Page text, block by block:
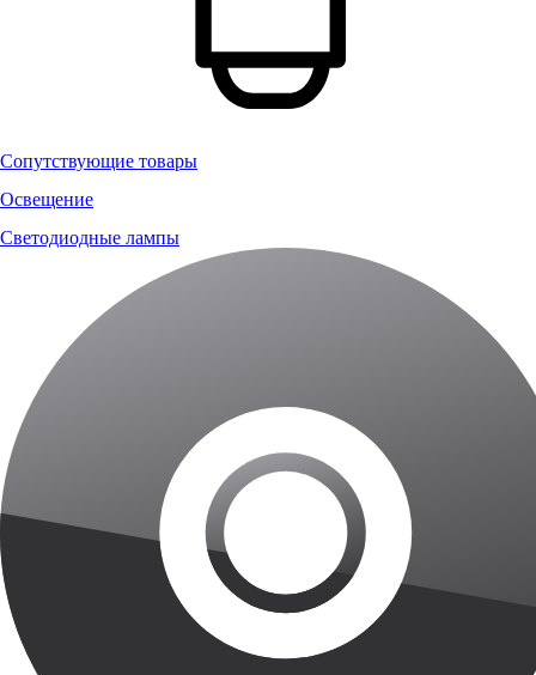
Сопутствующие товары
Освещение
Светодиодные лампы